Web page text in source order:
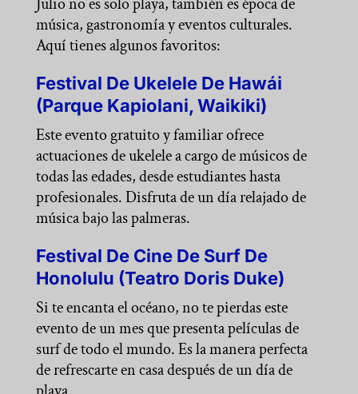
música, gastronomía y eventos culturales.
Aquí tienes algunos favoritos:
Festival De Ukelele De Hawái
(Parque Kapiolani, Waikiki)
Este evento gratuito y familiar ofrece
actuaciones de ukelele a cargo de músicos de
todas las edades, desde estudiantes hasta
profesionales. Disfruta de un día relajado de
música bajo las palmeras.
Festival De Cine De Surf De
Honolulu (Teatro Doris Duke)
Si te encanta el océano, no te pierdas este
evento de un mes que presenta películas de
surf de todo el mundo. Es la manera perfecta
de refrescarte en casa después de un día de